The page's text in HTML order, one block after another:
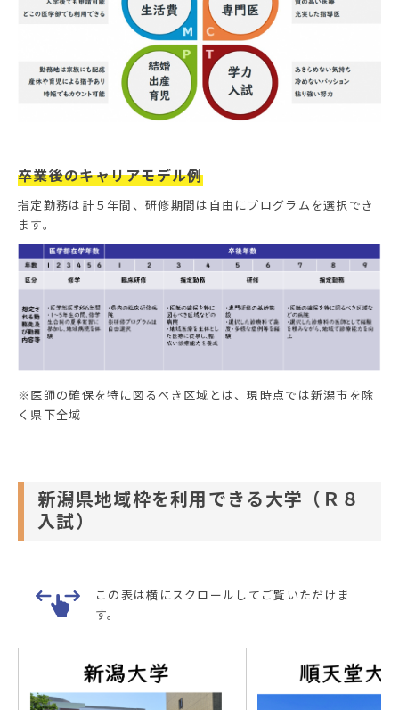
卒業後のキャリアモデル例
指定勤務は計５年間、研修期間は自由にプログラムを選択でき
ます。
※医師の確保を特に図るべき区域とは、現時点では新潟市を除
く県下全域
新潟県地域枠を利用できる大学（Ｒ８
入試）
この表は横にスクロールしてご覧いただけま
す。